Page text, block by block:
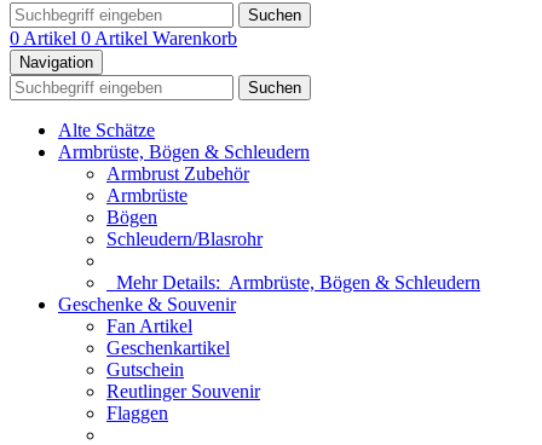
Suchen
0 Artikel 0 Artikel Warenkorb
Navigation
Suchen
Alte Schätze
Armbrüste, Bögen & Schleudern
Armbrust Zubehör
Armbrüste
Bögen
Schleudern/Blasrohr
Mehr Details: Armbrüste, Bögen & Schleudern
Geschenke & Souvenir
Fan Artikel
Geschenkartikel
Gutschein
Reutlinger Souvenir
Flaggen